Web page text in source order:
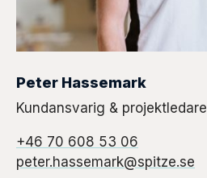
Peter Hassemark
Kundansvarig & projektledare
+46 70 608 53 06
peter.hassemark@spitze.se